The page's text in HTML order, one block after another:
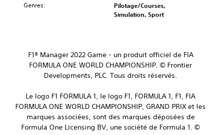
Genres:
Pilotage/Courses,
Simulation, Sport
F1® Manager 2022 Game - un produit officiel de FIA
FORMULA ONE WORLD CHAMPIONSHIP. © Frontier
Developments, PLC. Tous droits réservés.
Le logo F1 FORMULA 1, le logo F1, FORMULA 1, F1, FIA
FORMULA ONE WORLD CHAMPIONSHIP, GRAND PRIX et les
marques associées, sont des marques déposées de
Formula One Licensing BV, une société de Formula 1. ©